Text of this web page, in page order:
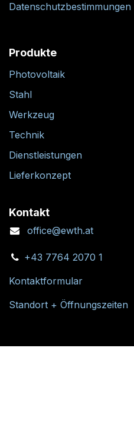
Datenschutzbestimmungen
Produkte
Photovoltaik
Stahl
Werkzeug
Technik
Dienstleistungen
Lieferkonzept
Kontakt
office@ewth.at
+43 7764 2070 1
Kontaktformular
Standort + Öffnungszeiten